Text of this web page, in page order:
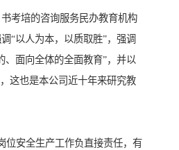
考培的咨询服务民办教育机构
“以人为本，以质取胜”，强调
、面向全体的全面教育”，并以
这也是本公司近十年来研究教
位安全生产工作负直接责任，有